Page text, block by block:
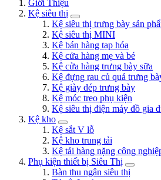
Giới Thiệu
Kệ siêu thị
Kệ siêu thị trưng bày sản
Kệ siêu thị MINI
Kệ bán hàng tạp hóa
Kệ cửa hàng mẹ và bé
Kệ cửa hàng trưng bày sữa
Kệ đựng rau củ quả trưng
Kệ giày dép trưng bày
Kệ móc treo phụ kiện
Kệ siêu thị điện máy đồ gia
Kệ kho
Kệ sắt V lỗ
Kệ kho trung tải
Kệ tải hàng nặng công
Phụ kiện thiết bị Siêu Thị
Bàn thu ngân siêu thị